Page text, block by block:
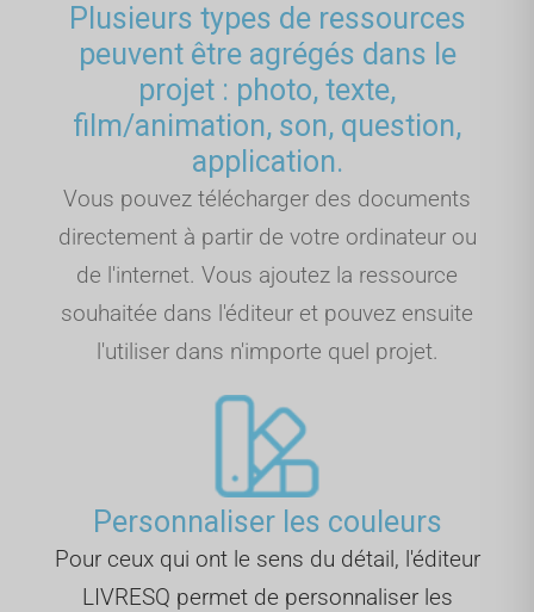
Plusieurs types de ressources
peuvent être agrégés dans le
projet : photo, texte,
film/animation, son, question,
application.
Vous pouvez télécharger des documents
directement à partir de votre ordinateur ou
de l'internet. Vous ajoutez la ressource
souhaitée dans l'éditeur et pouvez ensuite
l'utiliser dans n'importe quel projet.
Personnaliser les couleurs
Pour ceux qui ont le sens du détail, l'éditeur
LIVRESQ permet de personnaliser les